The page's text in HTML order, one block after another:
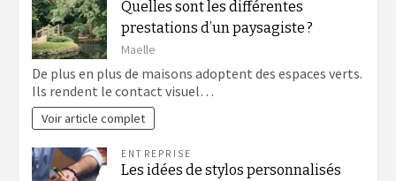
Quelles sont les différentes
prestations d’un paysagiste ?
Maelle
De plus en plus de maisons adoptent des espaces verts.
Ils rendent le contact visuel…
Voir article complet
ENTREPRISE
Les idées de stylos personnalisés